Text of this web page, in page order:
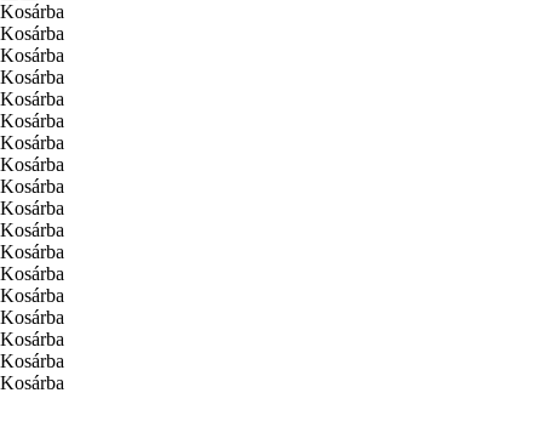
Kosárba
Kosárba
Kosárba
Kosárba
Kosárba
Kosárba
Kosárba
Kosárba
Kosárba
Kosárba
Kosárba
Kosárba
Kosárba
Kosárba
Kosárba
Kosárba
Kosárba
Kosárba